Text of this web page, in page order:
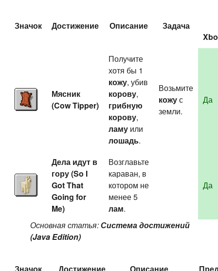
Значок Достижение Описание
Задача
Мясник
(Cow Tipper)
Получите
хотя бы 1
кожу, убив
корову,
грибную
корову,
ламу или
лошадь.
Возьмите
кожус
земли.
Да
Дела идут в
гору (So I
Got That
Going for
Me)
Возглавьте
караван, в
котором не
менее 5
лам.
Да
Основная статья:Система достижений
(Java Edition)